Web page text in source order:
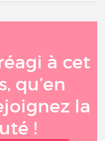
à cet
qu’en
la
!